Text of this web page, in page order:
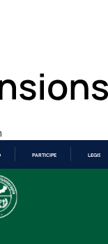
PARTICIPE